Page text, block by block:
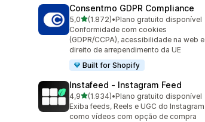
Consentmo GDPR Compliance
5,0de 5 estrelas
(1.872)
1872 avaliações ao todo
•Plano gratuito disponível
Conformidade com cookies
(GDPR/CCPA), acessibilidade na web e
direito de arrependimento da UE
Built for Shopify
Instafeed ‑ Instagram Feed
4,9de 5 estrelas
(1.934)
1934 avaliações ao todo
•Plano gratuito disponível
Exiba feeds, Reels e UGC do Instagram
como vídeos com opção de compra